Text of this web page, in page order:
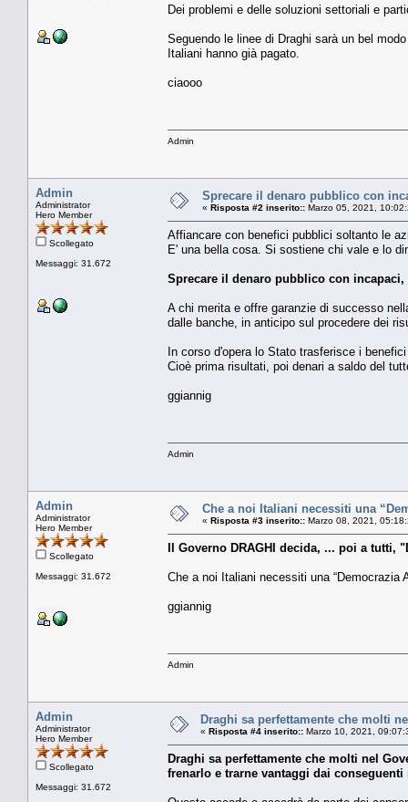
Dei problemi e delle soluzioni settoriali e
Seguendo le linee di Draghi sarà un bel
Italiani hanno già pagato.
ciaooo
Admin
Admin
Administrator
Hero Member
Scollegato
Messaggi: 31.672
Sprecare il denaro pubblico con
« Risposta #2 inserito:: Marzo 05, 2021,
Affiancare con benefici pubblici soltanto le
E' una bella cosa. Si sostiene chi vale e lo
Sprecare il denaro pubblico con
A chi merita e offre garanzie di successo
dalle banche, in anticipo sul procedere dei
In corso d'opera lo Stato trasferisce i
Cioè prima risultati, poi denari a saldo del
ggiannig
Admin
Admin
Administrator
Hero Member
Scollegato
Messaggi: 31.672
Che a noi Italiani necessiti una
« Risposta #3 inserito:: Marzo 08, 2021,
Il Governo DRAGHI decida, ... poi a tutti,
Che a noi Italiani necessiti una “Democrazia
ggiannig
Admin
Admin
Administrator
Hero Member
Scollegato
Messaggi: 31.672
Draghi sa perfettamente che molti
« Risposta #4 inserito:: Marzo 10, 2021,
Draghi sa perfettamente che molti nel
frenarlo e trarne vantaggi dai